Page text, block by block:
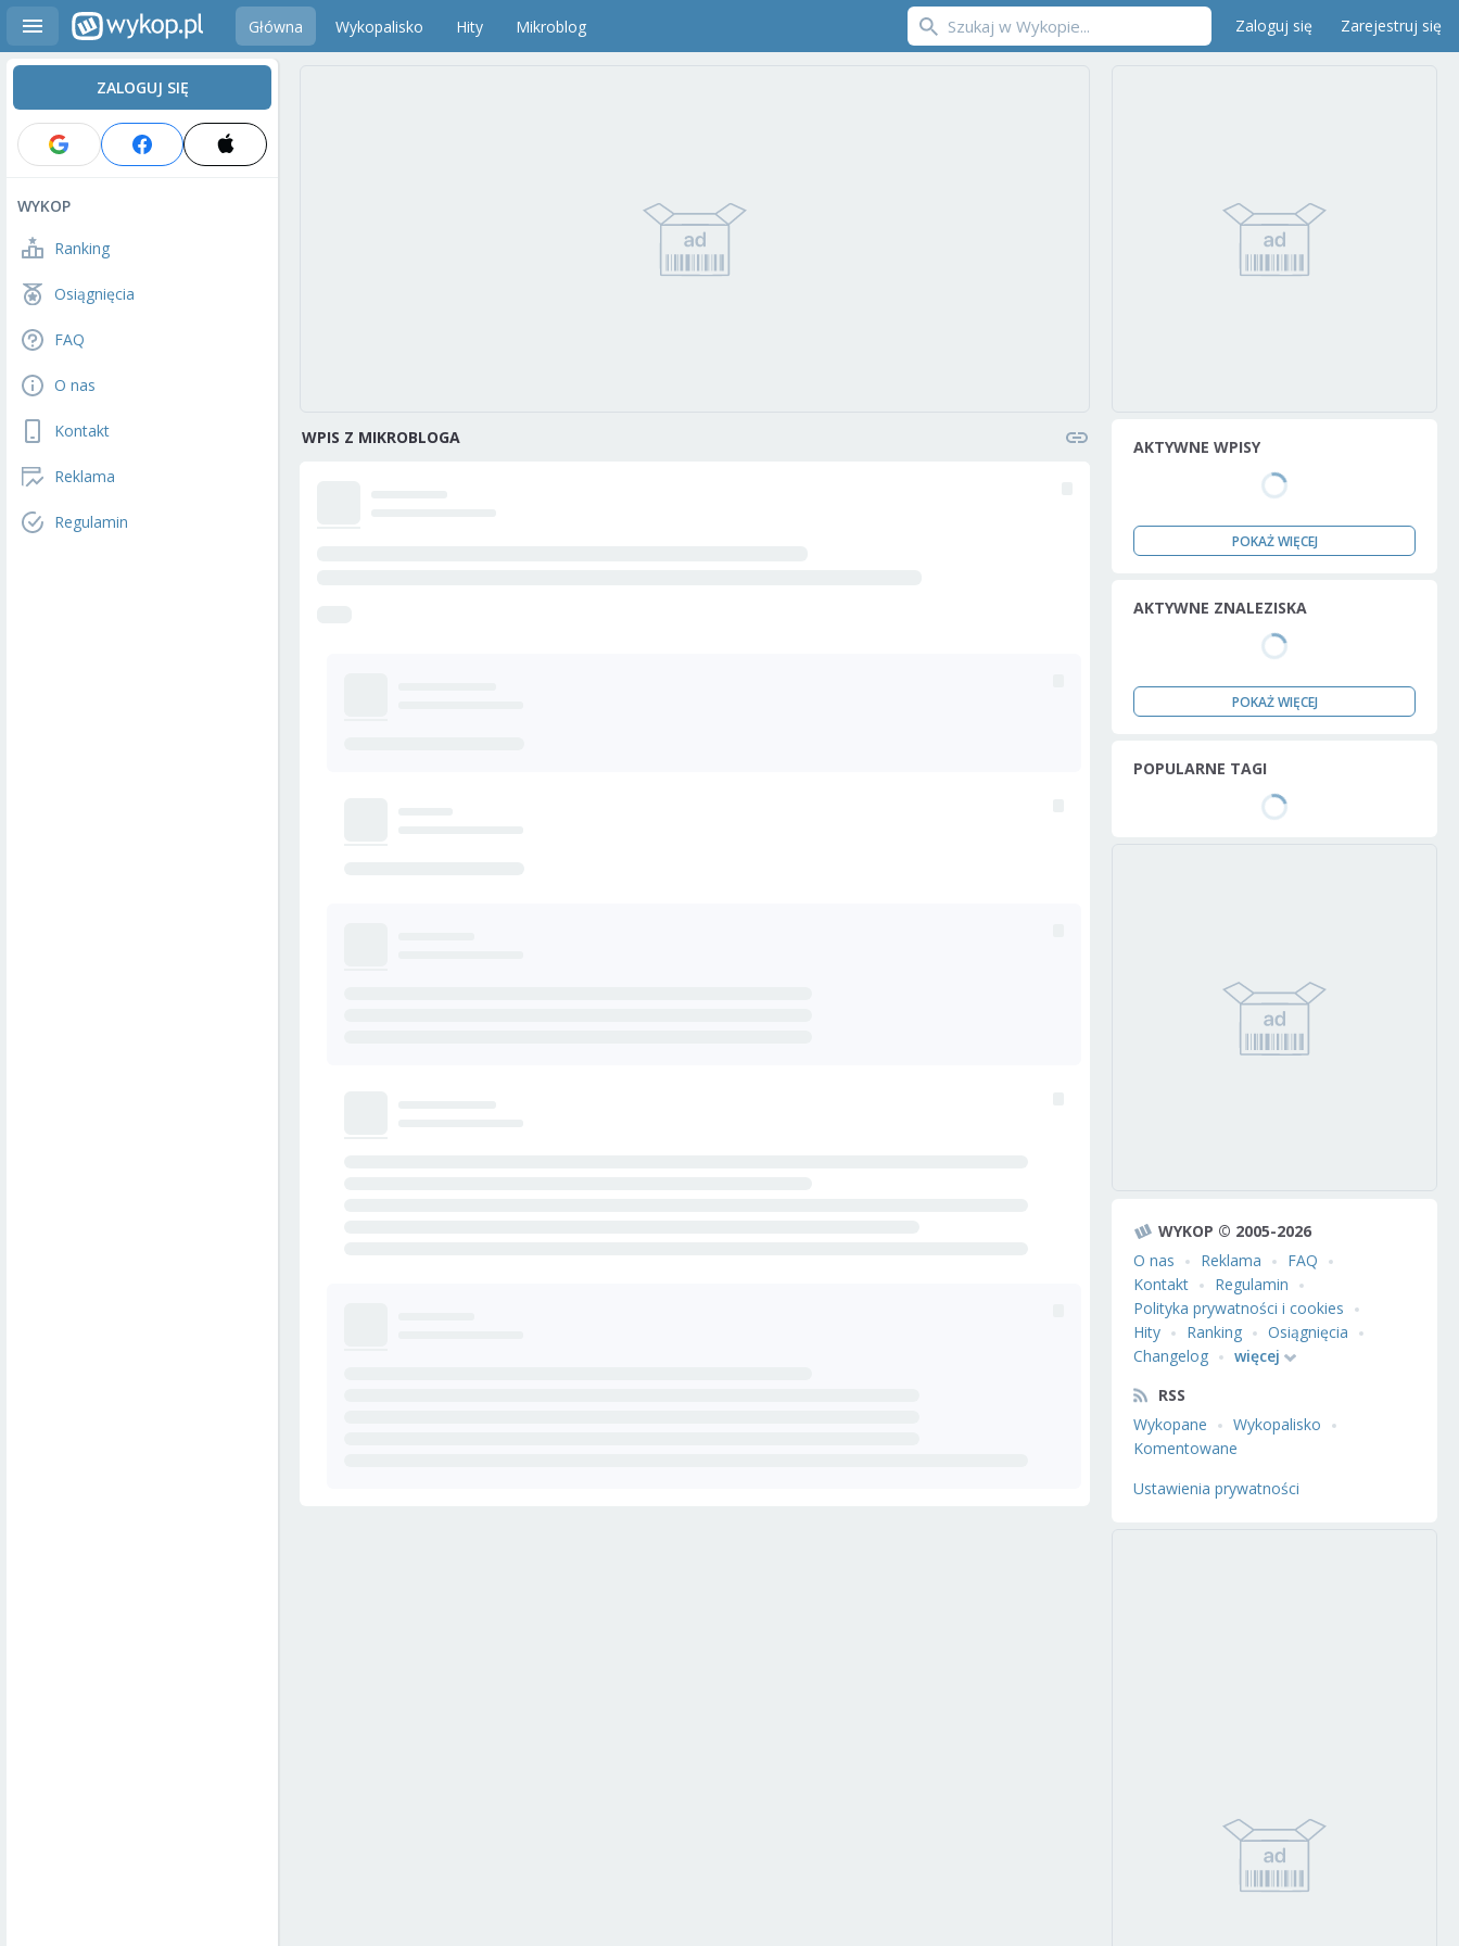
Główna Wykopalisko Hity Mikroblog Zaloguj się Zarejestruj się
ZALOGUJ SIĘ
WYKOP
Ranking
Osiągnięcia
FAQ
O nas
Kontakt
Reklama
Regulamin
WPIS Z MIKROBLOGA AKTYWNE WPISY
POKAŻ WIĘCEJ
AKTYWNE ZNALEZISKA
POKAŻ WIĘCEJ
POPULARNE TAGI
WYKOP © 2005-2026
O nas
Reklama
FAQ
Kontakt
Regulamin
Polityka prywatności i cookies
Hity
Ranking
Osiągnięcia
Changelog
więcej
RSS
Wykopane
Wykopalisko
Komentowane
Ustawienia prywatności